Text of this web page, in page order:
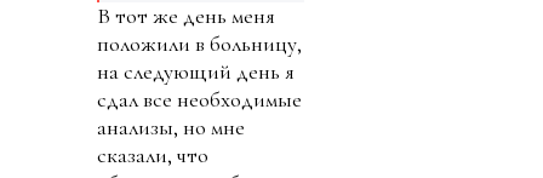
В тот же день меня
положили в больницу,
на следующий день я
сдал все необходимые
анализы, но мне
сказали, что